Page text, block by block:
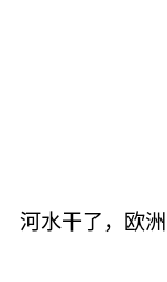
河水干了，欧